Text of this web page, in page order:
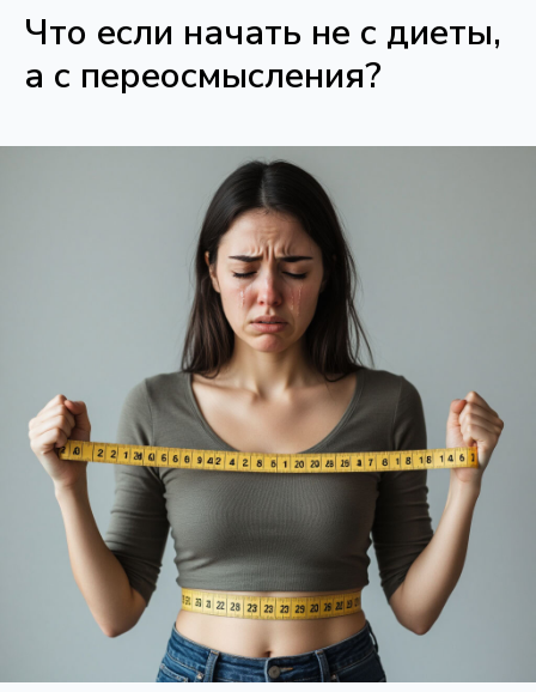
Что если начать не с диеты,
а с переосмысления?